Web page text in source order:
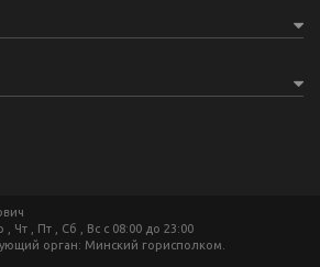
Чт , Пт , Сб , Вс c 08:00 до 23:00
орган: Минский горисполком.